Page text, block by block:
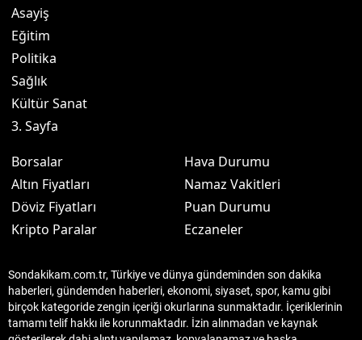
Asayiş
Eğitim
Politika
Sağlık
Kültür Sanat
3. Sayfa
Borsalar
Altın Fiyatları
Döviz Fiyatları
Kripto Paralar
Hava Durumu
Namaz Vakitleri
Puan Durumu
Eczaneler
Sondakikam.com.tr, Türkiye ve dünya gündeminden son dakika
haberleri, gündemden haberleri, ekonomi, siyaset, spor, kamu gibi
birçok kategoride zengin içeriği okurlarına sunmaktadır. İçeriklerinin
tamamı telif hakkı ile korunmaktadır. İzin alınmadan ve kaynak